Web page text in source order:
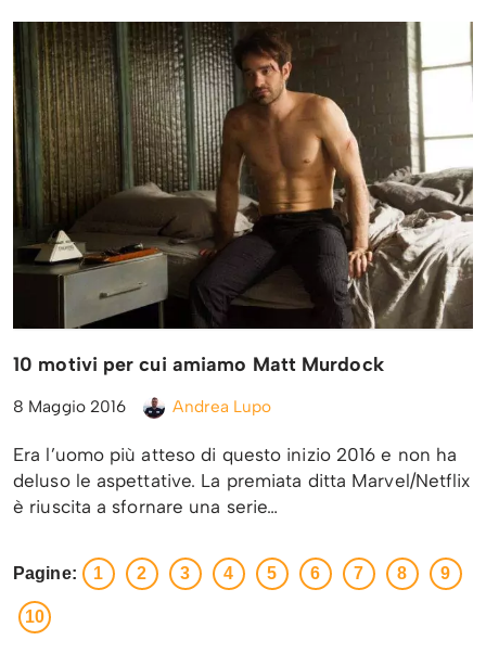
10 motivi per cui amiamo Matt Murdock
8 Maggio 2016 Andrea Lupo
Era l’uomo più atteso di questo inizio 2016 e non ha
deluso le aspettative. La premiata ditta Marvel/Netflix
è riuscita a sfornare una serie…
Pagine: 1 2 3 4 5 6 7 8 9
10